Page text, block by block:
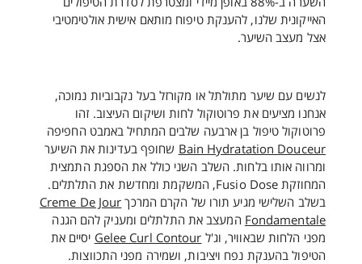
האייקונית שלנו, להענקת טיפוח מותאם אישית אולטימטיבי
אצל מעצב השיער.
לנשים עם שיער מתולתל או מקורזל בעל נקבוביות נמוכה,
אנחנו מציעים את פרוטוקול לחות ושיקום העיצוב. זהו
פרוטוקול טיפול בן ארבעה שלבים המתחיל באמבט החפיפה
Bain Hydratation Douceur שחופף בעדינות את השיער
ומרווה אותו בלחות. השלב השני כולל את הספגת התמצית
המחוזקת Fusio Dose, המשקמת ומחדשת את התלתלים.
בשלב השלישי מגיע תורו של הקרם המרכך Creme De Jour
Fondamentale המעצב את התלתלים ומעניק להם הגנה
מפני הלחות שבאוויר, וג'ל Gelee Curl Contour יסיים את
הטיפול בהענקת נפח ויציבות, ושמירה מפני התכווצות.